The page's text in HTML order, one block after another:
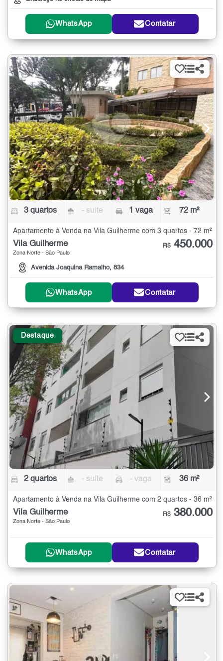
WhatsApp Contatar
3 quartos - suíte 1 vaga 72 m²
Apartamento à Venda na Vila Guilherme com 3 quartos - 72 m²
Vila Guilherme
Zona Norte - São Paulo
Avenida Joaquina Ramalho, 834
R$ 450.000
WhatsApp Contatar
Destaque
2 quartos - suíte - vaga 36 m²
Apartamento à Venda na Vila Guilherme com 2 quartos - 36 m²
Vila Guilherme
Zona Norte - São Paulo
R$ 380.000
WhatsApp Contatar